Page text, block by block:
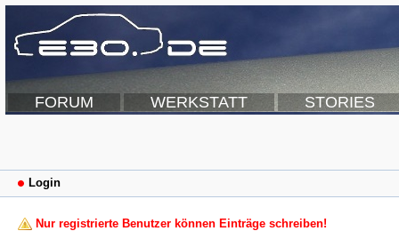
FORUM WERKSTATT STORIES
Login
Nur registrierte Benutzer können Einträge schreiben!